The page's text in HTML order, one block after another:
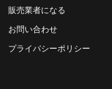
販売業者になる
お問い合わせ
プライバシーポリシー